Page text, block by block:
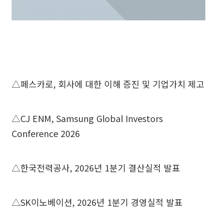
△페스카로, 회사에 대한 이해 증진 및 기업가치 제고
△CJ ENM, Samsung Global Investors
Conference 2026
△한국전력공사, 2026년 1분기 결산실적 발표
△SK이노베이션, 2026년 1분기 경영실적 발표